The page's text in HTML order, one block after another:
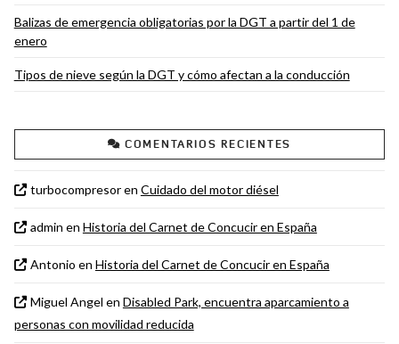
Balizas de emergencia obligatorias por la DGT a partir del 1 de
enero
Tipos de nieve según la DGT y cómo afectan a la conducción
COMENTARIOS RECIENTES
turbocompresoren Cuidado del motor diésel
admin en Historia del Carnet de Concucir en España
Antonio en Historia del Carnet de Concucir en España
Miguel Angel en Disabled Park, encuentra aparcamiento a
personas con movilidad reducida